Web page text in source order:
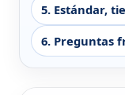
5. Estándar,
6. Preguntas